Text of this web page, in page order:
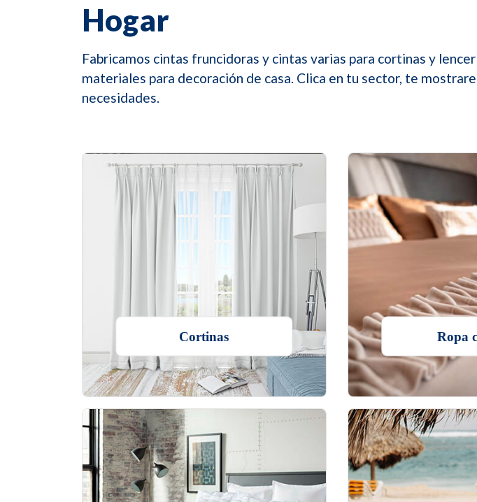
Hogar
Fabricamos cintas fruncidoras y cintas varias para cortinas y
materiales para decoración de casa. Clica en tu sector, te
necesidades.
Cortinas Ropa